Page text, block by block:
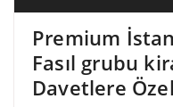
Premium
Fasıl grubu
Davetlere